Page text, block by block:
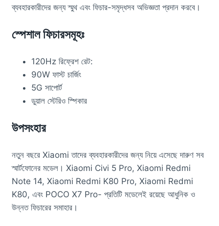
ব্যবহারকারীদের জন্য স্মুথ এবং ফিচার-সমৃদ্ধসব অভিজ্ঞতা প্রদান করবে।
স্পেশাল ফিচারসমূহঃ
120Hz রিফ্রেশ রেট:
90W ফাস্ট চার্জিং
5G সাপোর্ট
ডুয়াল স্টেরিও স্পিকার
উপসংহার
নতুন বছরে Xiaomi তাদের ব্যবহারকারীদের জন্য নিয়ে এসেছে দারুণ সব
স্মার্টফোনের মডেল। Xiaomi Civi 5 Pro, Xiaomi Redmi
Note 14, Xiaomi Redmi K80 Pro, Xiaomi Redmi
K80, এবং POCO X7 Pro- প্রতিটি মডেলেই রয়েছে আধুনিক ও
উন্নত ফিচারের সমাহার।